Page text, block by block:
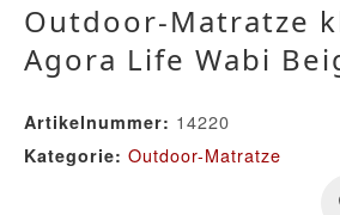
Outdoor-Matratze
Agora Life Wabi
Artikelnummer: 14220
Kategorie: Outdoor-Matratze